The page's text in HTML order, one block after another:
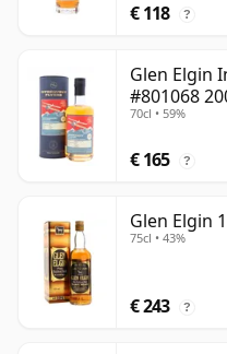
€ 118 ?
Glen Elgin
#801068
70cl • 59%
€ 165 ?
Glen Elgin
75cl • 43%
€ 243 ?